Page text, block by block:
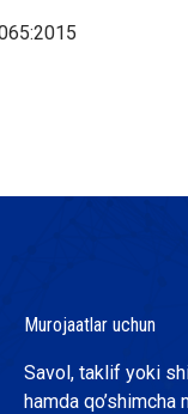
Murojaatlar uchun
Savol, taklif yoki
hamda qo’shimcha